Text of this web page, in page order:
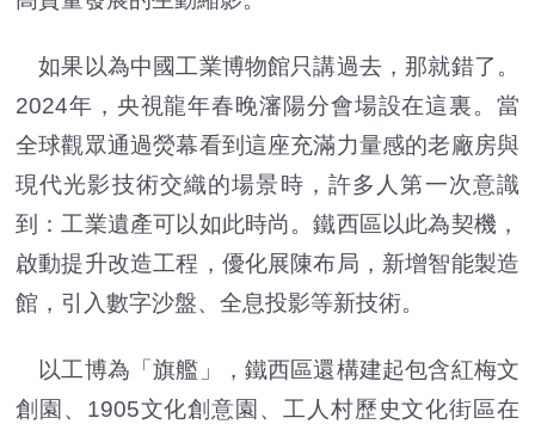
如果以為中國工業博物館只講過去，那就錯了。
2024年，央視龍年春晚瀋陽分會場設在這裏。當
全球觀眾通過熒幕看到這座充滿力量感的老廠房與
現代光影技術交織的場景時，許多人第一次意識
到：工業遺產可以如此時尚。鐵西區以此為契機，
啟動提升改造工程，優化展陳布局，新增智能製造
館，引入數字沙盤、全息投影等新技術。
以工博為「旗艦」，鐵西區還構建起包含紅梅文
創園、1905文化創意園、工人村歷史文化街區在